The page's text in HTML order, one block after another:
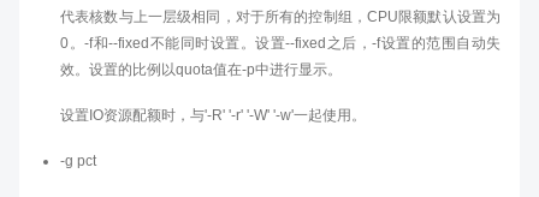
代表核数与上一层级相同，对于所有的控制组，CPU限额默认设置为
0。-f和--fixed不能同时设置。设置--fixed之后，-f设置的范围自动失
效。设置的比例以quota值在-p中进行显示。
设置IO资源配额时，与'-R' '-r' '-W' '-w'一起使用。
-g pct